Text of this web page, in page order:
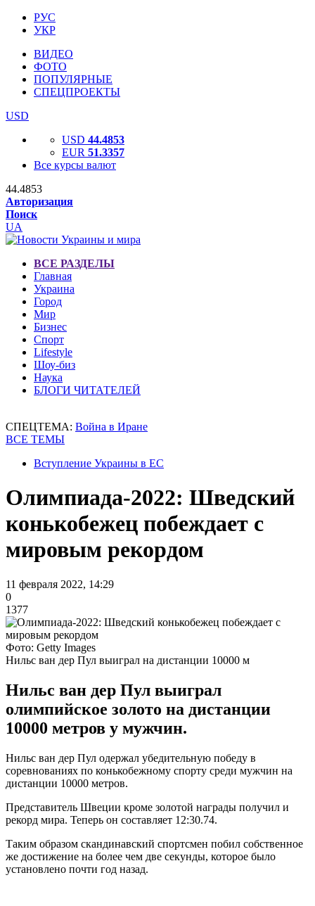
РУС
УКР
ВИДЕО
ФОТО
ПОПУЛЯРНЫЕ
СПЕЦПРОЕКТЫ
USD
USD 44.4853
EUR 51.3357
Все курсы валют
44.4853
Авторизация
Поиск
UA
ВСЕ РАЗДЕЛЫ
Главная
Украина
Город
Мир
Бизнес
Спорт
Lifestyle
Шоу-биз
Наука
БЛОГИ ЧИТАТЕЛЕЙ
СПЕЦТЕМА: Война в Иране
ВСЕ ТЕМЫ
Вступление Украины в ЕС
Олимпиада-2022: Шведский
конькобежец побеждает с
мировым рекордом
11 февраля 2022, 14:29
0
1377
Фото: Getty Images
Нильс ван дер Пул выиграл на дистанции 10000 м
Нильс ван дер Пул выиграл
олимпийское золото на дистанции
10000 метров у мужчин.
Нильс ван дер Пул одержал убедительную победу в
соревнованиях по конькобежному спорту среди мужчин на
дистанции 10000 метров.
Представитель Швеции кроме золотой награды получил и
рекорд мира. Теперь он составляет 12:30.74.
Таким образом скандинавский спортсмен побил собственное
же достижение на более чем две секунды, которое было
установлено почти год назад.